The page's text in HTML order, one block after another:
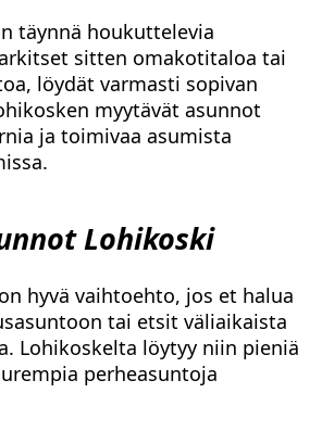
täynnä houkuttelevia
sitten omakotitaloa tai
löydät varmasti sopivan
myytävät asunnot
ja toimivaa asumista
Lohikoski
hyvä vaihtoehto, jos et halua
tai etsit väliaikaista
Lohikoskelta löytyy niin pieniä
perheasuntoja